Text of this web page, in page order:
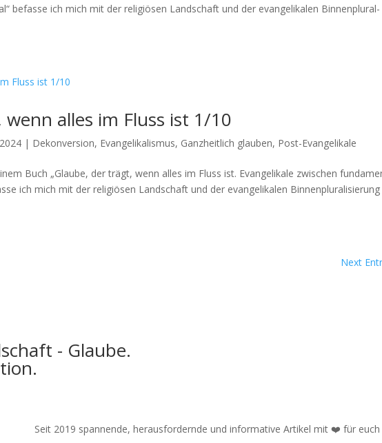
befasse ich mich mit der religiösen Land­schaft und der evan­ge­likalen Bin­nen­plu­ral­
alles im Fluss ist 1/10
| Dekonversion, Evangelikalismus, Ganzheitlich glauben, Post-Evangelikale
Buch „Glaube, der trägt, wenn alles im Fluss ist. Evan­ge­likale zwis­chen
ich mich mit der religiösen Land­schaft und der evan­ge­likalen
Next
- Glaube.
Seit 2019 spannende, herausfordernde und informative Artikel mit ❤️ für euch